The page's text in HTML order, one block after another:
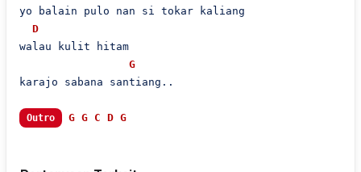
yo balain pulo nan si tokar kaliang
D
walau kulit hitam
G
karajo sabana santiang..
Outro G G C D G